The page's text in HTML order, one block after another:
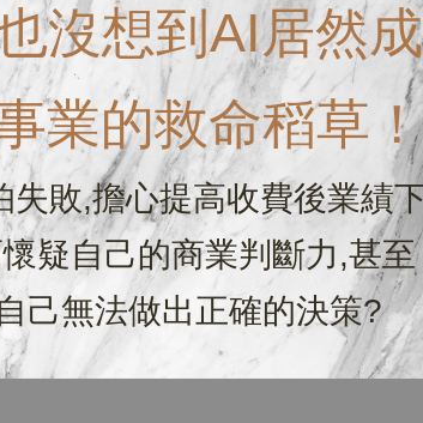
沒想到AI居然成
業的救命稻草！
失敗,擔心提高收費後業績
疑自己的商業判斷力,甚至
己無法做出正確的決策?
液及前處理劑。我們也會在睫毛Spa時使用。紋